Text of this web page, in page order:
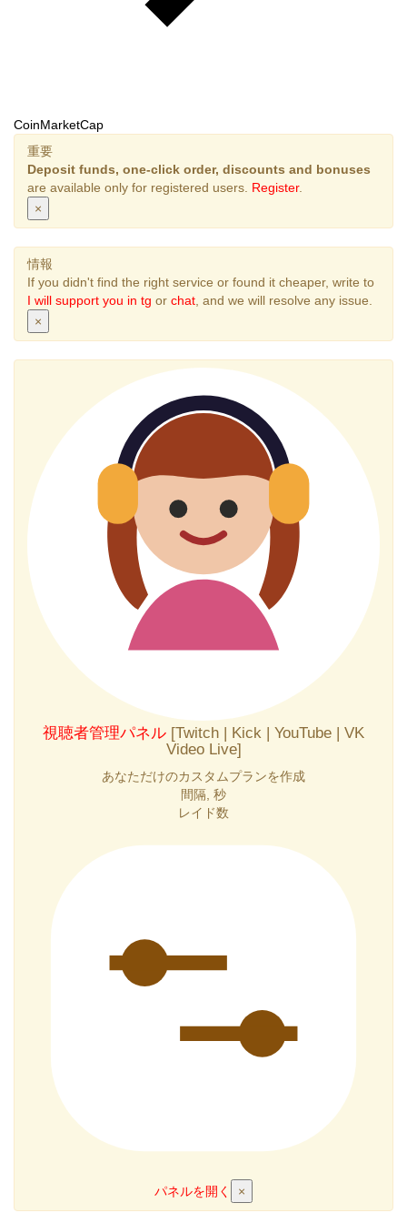
CoinMarketCap
重要
Deposit funds, one-click order, discounts and bonuses
are available only for registered users. Register.
×
情報
If you didn't find the right service or found it cheaper, write to
I will support you in tg or chat , and we will resolve any issue.
×
視聴者管理パネル [Twitch | Kick | YouTube | VK
Video Live]
あなただけのカスタムプランを作成
間隔, 秒
レイド数
パネルを開く ×